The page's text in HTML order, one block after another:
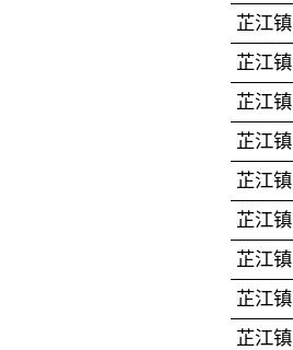
芷江镇
芷江镇
芷江镇
芷江镇
芷江镇
芷江镇
芷江镇
芷江镇
芷江镇